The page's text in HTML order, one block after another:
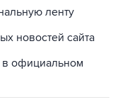
ленту
новостей сайта
в официальном